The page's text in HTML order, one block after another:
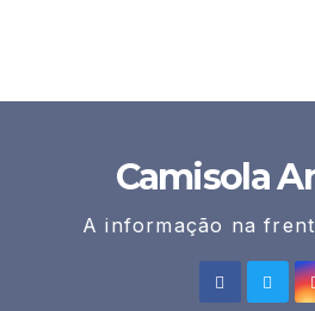
Camisola
A informação na